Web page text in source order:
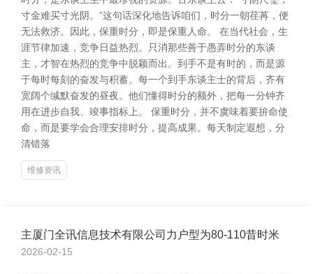
寸金难买寸光阴。”这句话深化地告诉咱们，时分一朝荏苒，便
无法救济。因此，保重时分，即是保重人命。 在当代社会，生
涯节律加速，竞争日益热烈。只消那些善于愚弄时分的东谈
主，才智在热烈的竞争中脱颖而出。到手不是有时的，而是源
于每时每刻的奋发与积蓄。每一个到手东谈主士的背后，齐有
宽阔个缄默奋发的昼夜。他们懂得时分的额外，把每一分钟齐
用在进步自我、竣事指标上。 保重时分，并不虞味着要拚命使
命，而是要学会合理安排时分，提高成果。每天制定遐想，分
清错落
维修资讯
主厦门全讯信息技术有限公司力户型为80-110昔时米
2026-02-15